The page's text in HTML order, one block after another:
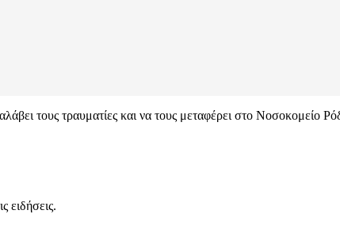
τους τραυματίες και να τους μεταφέρει στο Νοσοκομείο
ειδήσεις.